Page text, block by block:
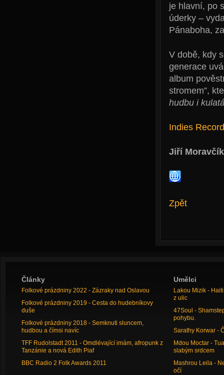
je hlavní, po
úderky –
Pánaboha,
V době, kdy
generace
album
stromem”,
hudbu i
Indies
Jiří Moravčík
Zpět
Články
Folkové prázdniny 2022 - Zázraky nad Oslavou
Folkové prázdniny 2019 - Cesta do hudebníkovy
duše
Folkové prázdniny 2018 - Semknuti sluncem,
hudbou a čímsi navíc
TFF Rudolstadt 2011 - Omdlévající imám, afropunk z
Tanzánie a nová Edith Piaf
BBC Radio 2 Folk Awards 2011
Umělci
Lakou Mizik -
z ulic
47Soul -
pohybu.
Sarathy Korwar -
Mdou Moctar -
slabým srdcem
Mashrou Leila -
očí